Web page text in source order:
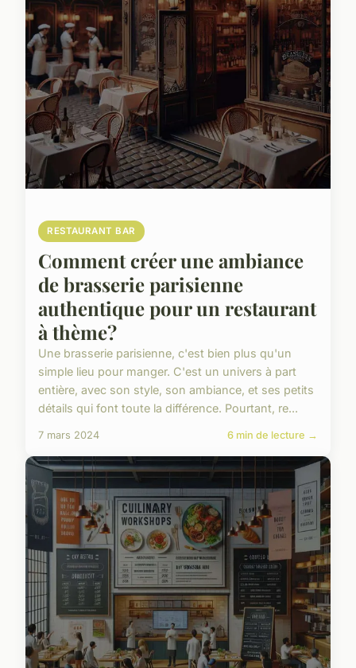
RESTAURANT BAR
Comment créer une ambiance
de brasserie parisienne
authentique pour un restaurant
à thème?
Une brasserie parisienne, c'est bien plus qu'un
simple lieu pour manger. C'est un univers à part
entière, avec son style, son ambiance, et ses petits
détails qui font toute la différence. Pourtant, re...
7 mars 2024 6 min de lecture →